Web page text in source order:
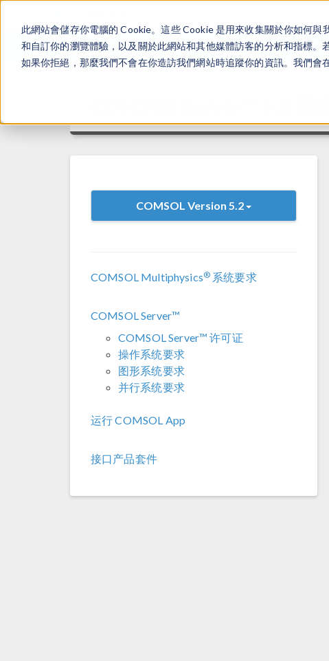
此網站會儲存你電腦的 Cookie。這些 Cookie 是用來收集關於你如何
和自訂你的瀏覽體驗，以及關於此網站和其他媒體訪客的分析和指標。
如果你拒絕，那麼我們不會在你造訪我們網站時追蹤你的資訊。我們會
COMSOL Version 5.2
COMSOL Multiphysics® 系统要求
COMSOL Server™
COMSOL Server™ 许可证
操作系统要求
图形系统要求
并行系统要求
运行 COMSOL App
接口产品套件